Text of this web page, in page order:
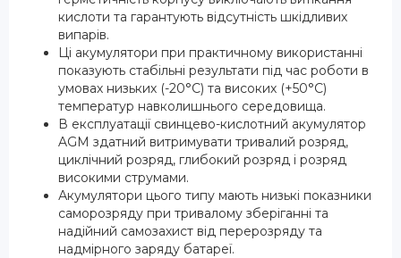
кислоти та гарантують відсутність шкідливих
випарів.
Ці акумулятори при практичному використанні
показують стабільні результати під час роботи в
умовах низьких (-20°С) та високих (+50°С)
температур навколишнього середовища.
В експлуатації свинцево-кислотний акумулятор
AGM здатний витримувати тривалий розряд,
циклічний розряд, глибокий розряд і розряд
високими струмами.
Акумулятори цього типу мають низькі показники
саморозряду при тривалому зберіганні та
надійний самозахист від перерозряду та
надмірного заряду батареї.